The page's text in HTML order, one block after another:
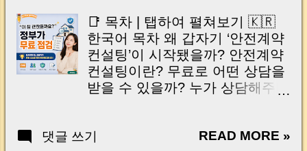
자유롭지 않을 수 있다는 점입니
다. 평생 모아 마련한 집 한 채가
하루아침에 거액의 채무로 바뀌
는 최악의 상황도 충분히 발생할
수 있습니다. 이번 글에서는 최근
점, 그리고 소중한 자산을 지키기
contract 전세 사기라고 하면 보통
세입자가 보증금을 돌려받지 못
하는 상황을 떠올리게 됩니다. 그
래서 많은 집주인들은 “보증금만
제대로 받으면 문제없겠지”라고
생각하곤 합니다. 그런데 최근에
증금을 정상적으로 받은 집주인
이 오히려 수억 원의 피해를 입는
📑 목차 | 탭하여 펼쳐보기 🇰🇷
한국어 목차 왜 갑자기 ‘안전계약
컨설팅’이 시작됐을까? 안전계약
컨설팅이란? 무료로 어떤 상담을
받을 수 있을까? 누가 상담해주나
머니로그 한줄 정리 🇺🇸 English
댓글 쓰기 READ MORE »